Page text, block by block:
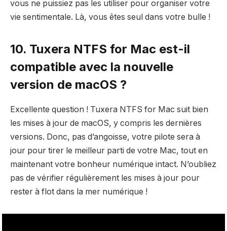
vous ne puissiez pas les utiliser pour organiser votre
vie sentimentale. Là, vous êtes seul dans votre bulle !
10. Tuxera NTFS for Mac est-il
compatible avec la nouvelle
version de macOS ?
Excellente question ! Tuxera NTFS for Mac suit bien
les mises à jour de macOS, y compris les dernières
versions. Donc, pas d’angoisse, votre pilote sera à
jour pour tirer le meilleur parti de votre Mac, tout en
maintenant votre bonheur numérique intact. N’oubliez
pas de vérifier régulièrement les mises à jour pour
rester à flot dans la mer numérique !